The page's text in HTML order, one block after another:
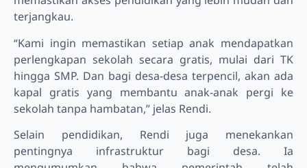
terjangkau.
“Kami ingin memastikan setiap anak mendapatkan
perlengkapan sekolah secara gratis, mulai dari TK
hingga SMP. Dan bagi desa-desa terpencil, akan ada
kapal gratis yang membantu anak-anak pergi ke
sekolah tanpa hambatan,” jelas Rendi.
Selain pendidikan, Rendi juga menekankan
pentingnya infrastruktur bagi desa. Ia